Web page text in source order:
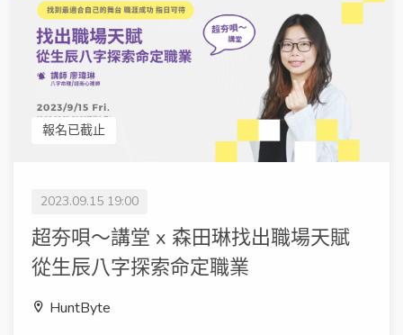
報名已截止
2023.09.15 19:00
超夯唄～講堂 x 森田琳找出職場天賦
從生辰八字探索命定職業
HuntByte